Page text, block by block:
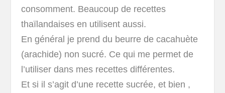
consomment. Beaucoup de recettes
thaïlandaises en utilisent aussi.
En général je prend du beurre de cacahuète
(arachide) non sucré. Ce qui me permet de
l’utiliser dans mes recettes différentes.
Et si il s’agit d’une recette sucrée, et bien ,